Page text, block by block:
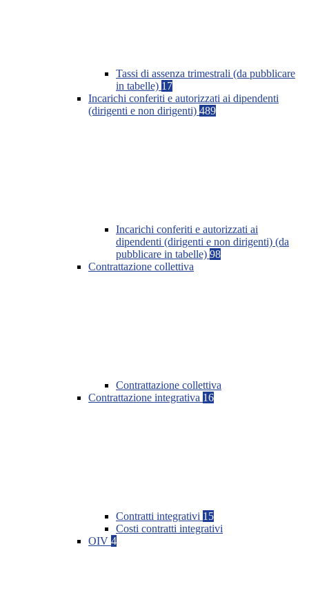
Tassi di assenza trimestrali (da pubblicare
in tabelle) 17
Incarichi conferiti e autorizzati ai dipendenti
(dirigenti e non dirigenti) 489
Incarichi conferiti e autorizzati ai
dipendenti (dirigenti e non dirigenti) (da
pubblicare in tabelle) 98
Contrattazione collettiva
Contrattazione collettiva
Contrattazione integrativa 16
Contratti integrativi 15
Costi contratti integrativi
OIV 4